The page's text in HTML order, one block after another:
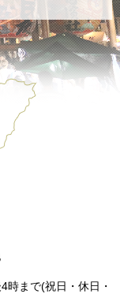
時まで(祝日・休日・